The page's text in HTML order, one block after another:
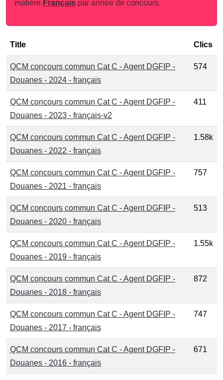
matière Français par année de concours.
Title Clics
QCM concours commun Cat C - Agent DGFIP -
Douanes - 2024 - français
574
QCM concours commun Cat C - Agent DGFIP -
Douanes - 2023 - français-v2
411
QCM concours commun Cat C - Agent DGFIP -
Douanes - 2022 - français
1.58k
QCM concours commun Cat C - Agent DGFIP -
Douanes - 2021 - français
757
QCM concours commun Cat C - Agent DGFIP -
Douanes - 2020 - français
513
QCM concours commun Cat C - Agent DGFIP -
Douanes - 2019 - français
1.55k
QCM concours commun Cat C - Agent DGFIP -
Douanes - 2018 - français
872
QCM concours commun Cat C - Agent DGFIP -
Douanes - 2017 - français
747
QCM concours commun Cat C - Agent DGFIP -
Douanes - 2016 - français
671